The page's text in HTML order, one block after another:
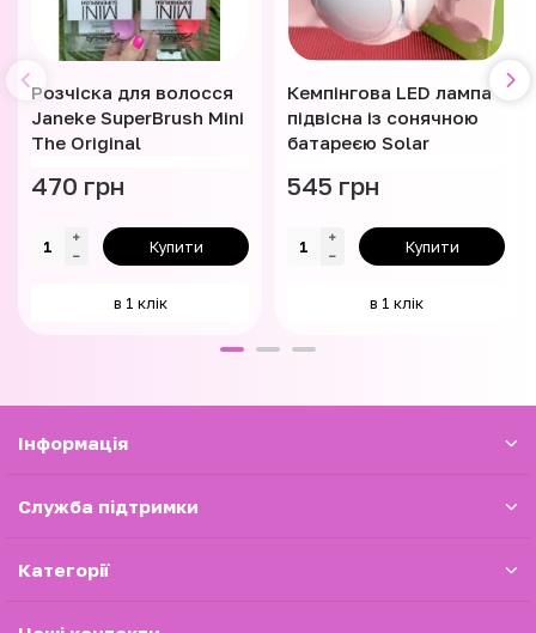
Розчіска для волосся
Janeke SuperBrush Mini
The Original
470 грн
Купити
в 1 клік
Кемпінгова LED лампа
підвісна із сонячною
батареєю Solar
545 грн
Купити
в 1 клік
Iнформація
Служба підтримки
Категорії